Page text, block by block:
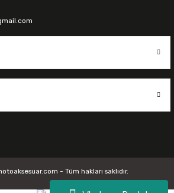
- Tüm hakları saklıdır.